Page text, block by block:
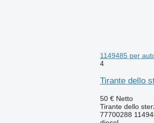
1149485 per
4
Tirante dello
50 € Netto
Tirante dello
77700288